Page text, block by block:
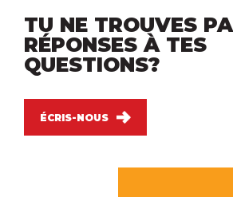
TU NE TROUVES
RÉPONSES À TES
QUESTIONS?
ÉCRIS-NOUS